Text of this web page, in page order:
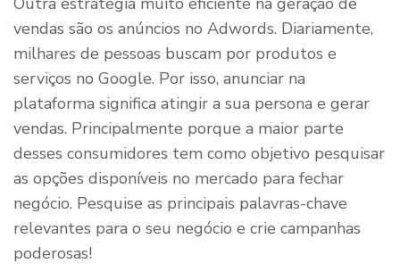
vendas são os anúncios no Adwords. Diariamente,
milhares de pessoas buscam por produtos e
serviços no Google. Por isso, anunciar na
plataforma significa atingir a sua persona e gerar
vendas. Principalmente porque a maior parte
desses consumidores tem como objetivo pesquisar
as opções disponíveis no mercado para fechar
negócio. Pesquise as principais palavras-chave
relevantes para o seu negócio e crie campanhas
poderosas!